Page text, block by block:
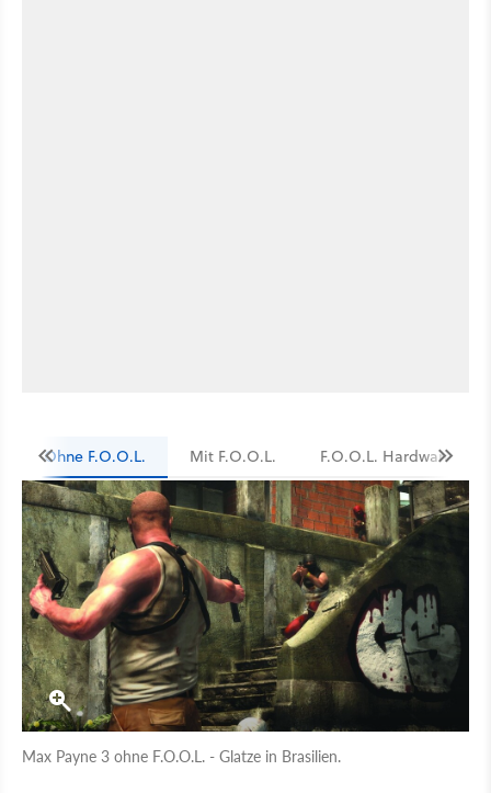
Ohne F.O.O.L. Mit F.O.O.L. F.O.O.L. Hardware-Kit
Max Payne 3 ohne F.O.O.L. - Glatze in Brasilien.